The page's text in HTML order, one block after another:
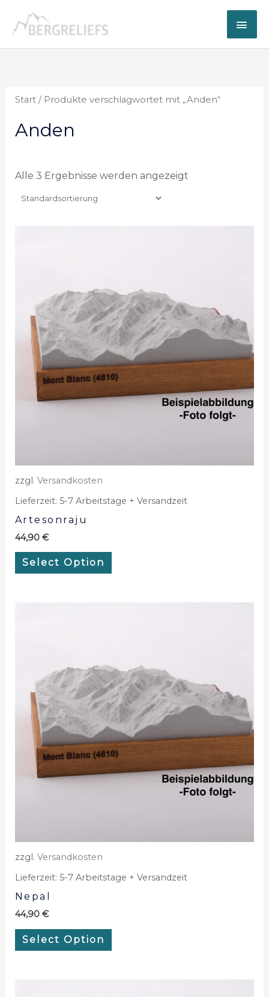
Inhalt
springen
Start/ Produkte verschlagwortet mit „Anden“
Anden
Alle 3 Ergebnisse werden angezeigt
zzgl. Versandkosten
Lieferzeit: 5-7 Arbeitstage + Versandzeit
Artesonraju
44,90 €
Select Option
zzgl. Versandkosten
Lieferzeit: 5-7 Arbeitstage + Versandzeit
Nepal
44,90 €
Select Option